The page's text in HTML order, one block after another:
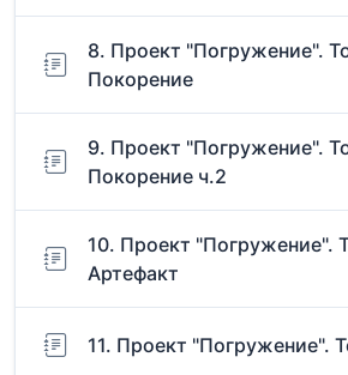
8. Проект "Погружение".
Покорение
9. Проект "Погружение".
Покорение ч.2
10. Проект "Погружение".
Артефакт
11. Проект "Погружение".